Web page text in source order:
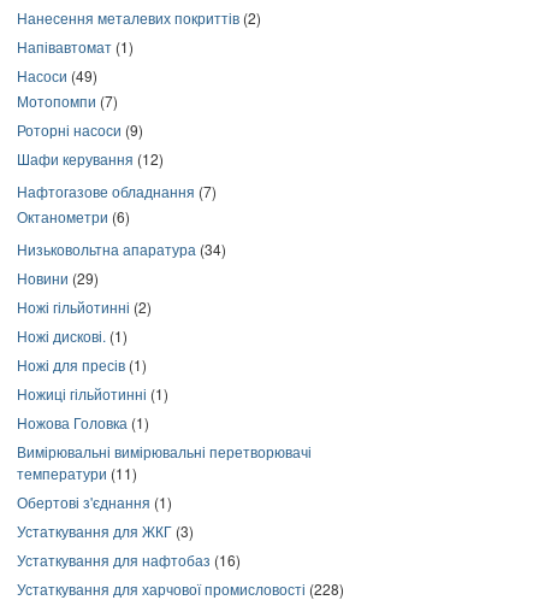
Нанесення металевих покриттів (2)
Напівавтомат (1)
Насоси (49)
Мотопомпи (7)
Роторні насоси (9)
Шафи керування (12)
Нафтогазове обладнання (7)
Октанометри (6)
Низьковольтна апаратура (34)
Новини (29)
Ножі гільйотинні (2)
Ножі дискові. (1)
Ножі для пресів (1)
Ножиці гільйотинні (1)
Ножова Головка (1)
Вимірювальні вимірювальні перетворювачі
температури (11)
Обертові з'єднання (1)
Устаткування для ЖКГ (3)
Устаткування для нафтобаз (16)
Устаткування для харчової промисловості (228)